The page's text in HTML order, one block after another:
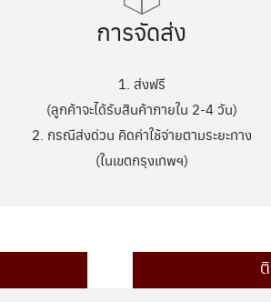
การจัดส่ง
1. ส่งฟรี
(ลูกค้าจะได้รับสินค้าภายใน 2-4 วัน)
2. กรณีส่งด่วน คิดค่าใช้จ่ายตามระยะทาง
(ในเขตกรุงเทพฯ)